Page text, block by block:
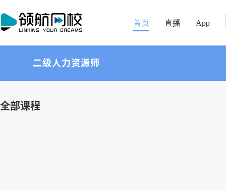
首页 直播 App
二级人力资源师
全部课程